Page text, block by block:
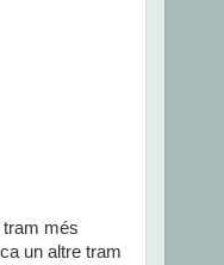
tram més
un altre tram